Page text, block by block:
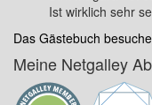
Ist wirklich sehr
Das Gästebuch
Meine Netgalley